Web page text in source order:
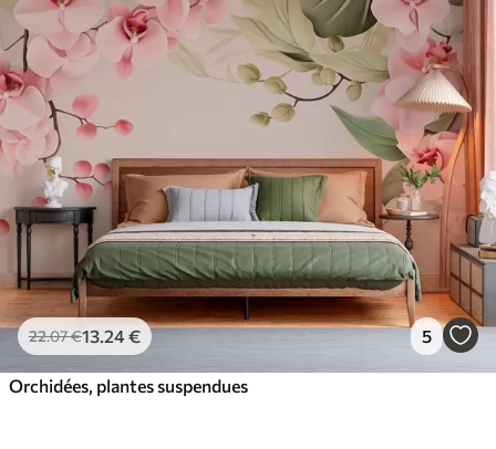
22.07€13.24€ 5
Orchidées, plantes suspendues